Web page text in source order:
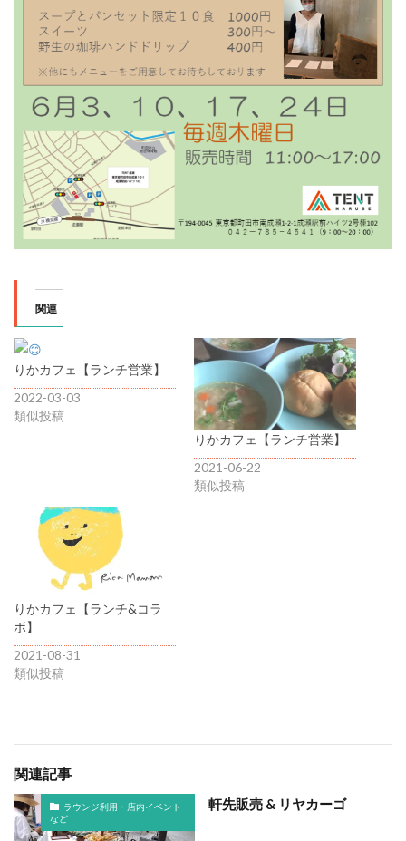
関連
りかカフェ【ランチ営業】
2022-03-03
類似投稿
りかカフェ【ランチ営業】
2021-06-22
類似投稿
りかカフェ【ランチ&コラ
ボ】
2021-08-31
類似投稿
関連記事
ラウンジ利用・店内イベント
など
軒先販売 & リヤカーゴ